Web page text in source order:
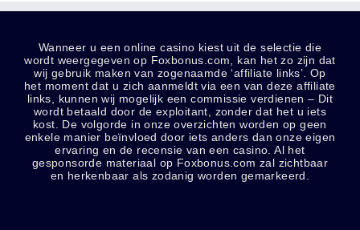
Wanneer u een online casino kiest uit de selectie die
wordt weergegeven op Foxbonus.com, kan het zo zijn dat
wij gebruik maken van zogenaamde ‘affiliate links’. Op
het moment dat u zich aanmeldt via een van deze affiliate
links, kunnen wij mogelijk een commissie verdienen – Dit
wordt betaald door de exploitant, zonder dat het u iets
kost. De volgorde in onze overzichten worden op geen
enkele manier beïnvloed door iets anders dan onze eigen
ervaring en de recensie van een casino. Al het
gesponsorde materiaal op Foxbonus.com zal zichtbaar
en herkenbaar als zodanig worden gemarkeerd.